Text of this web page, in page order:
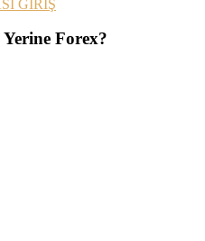
GİRİŞ
Forex?